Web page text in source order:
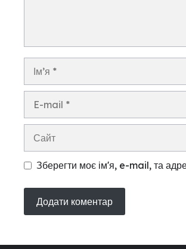
Зберегти моє ім'я, e-mail, та